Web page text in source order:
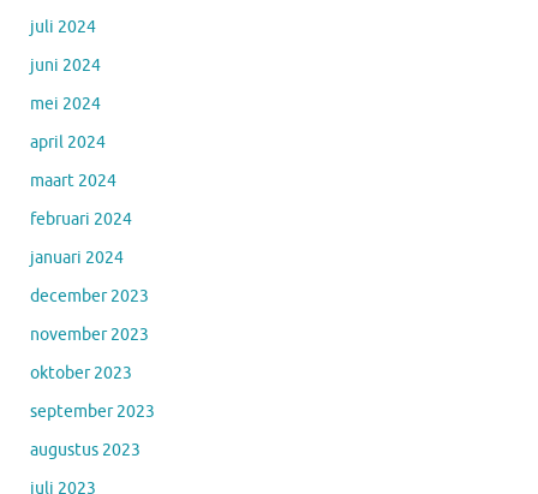
juli 2024
juni 2024
mei 2024
april 2024
maart 2024
februari 2024
januari 2024
december 2023
november 2023
oktober 2023
september 2023
augustus 2023
juli 2023